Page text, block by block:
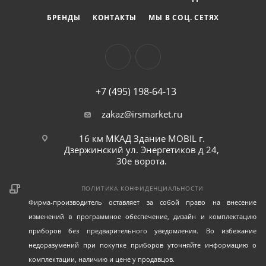
БРЕНДЫ
КОНТАКТЫ МЫ В СОЦ. СЕТЯХ
+7 (495) 198-64-13
zakaz@irsmarket.ru
16 км МКАД Здание MOBIL г.
Дзержинский ул. Энергетиков д 24,
30е ворота.
ПОЛИТИКА КОНФИДЕНЦИАЛЬНОСТИ
Фирма-производитель оставляет за собой право на внесение
изменений в программное обеспечение, дизайн и комплектацию
приборов без предварительного уведомления. Во избежание
недоразумений при покупке приборов уточняйте информацию о
комплектации, наличию и цене у продавцов.